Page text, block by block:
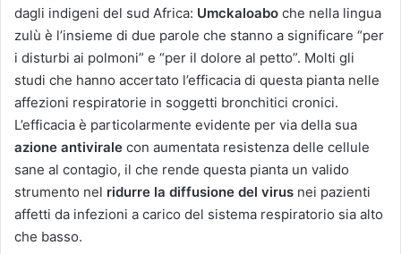
dagli indigeni del sud Africa: Umckaloabo che nella lingua
zulù è l’insieme di due parole che stanno a significare “per
i disturbi ai polmoni” e “per il dolore al petto”. Molti gli
studi che hanno accertato l’efficacia di questa pianta nelle
affezioni respiratorie in soggetti bronchitici cronici.
L’efficacia è particolarmente evidente per via della sua
azione antivirale con aumentata resistenza delle cellule
sane al contagio, il che rende questa pianta un valido
strumento nel ridurre la diffusione del virus nei pazienti
affetti da infezioni a carico del sistema respiratorio sia alto
che basso.